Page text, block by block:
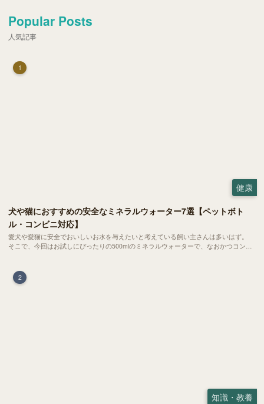
Popular Posts
人気記事
1
健康
犬や猫におすすめの安全なミネラルウォーター7選【ペットボト
ル・コンビニ対応】
愛犬や愛猫に安全でおいしいお水を与えたいと考えている飼い主さんは多いはず。
そこで、今回はお試しにぴったりの500mlのミネラルウォーターで、なおかつコンビ
2
知識・教養